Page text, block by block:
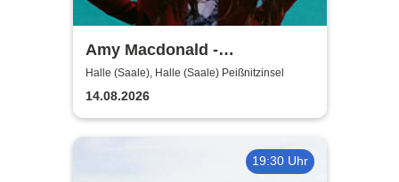
Amy Macdonald -
Sommershows 2026
Halle (Saale), Halle (Saale) Peißnitzinsel
14.08.2026
19:30 Uhr